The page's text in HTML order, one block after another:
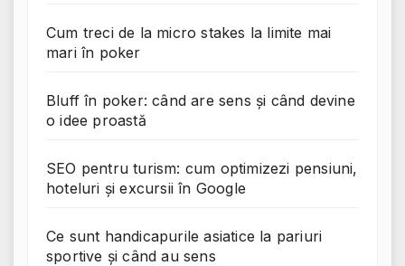
Cum treci de la micro stakes la limite mai
mari în poker
Bluff în poker: când are sens și când devine
o idee proastă
SEO pentru turism: cum optimizezi pensiuni,
hoteluri și excursii în Google
Ce sunt handicapurile asiatice la pariuri
sportive și când au sens